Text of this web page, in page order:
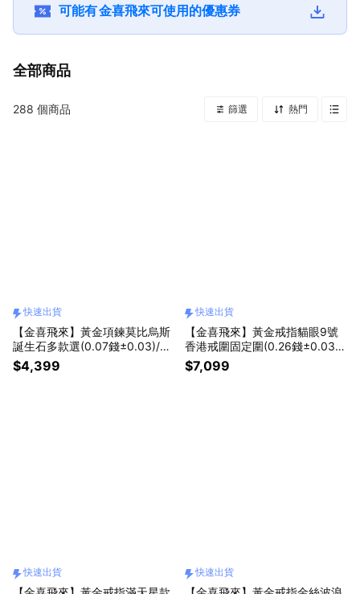
出貨】
可能有金喜飛來可使用的優惠券
全部商品
288 個商品 篩選 熱門
快速出貨
【金喜飛來】黃金項鍊莫比烏斯
誕生石多款選(0.07錢±0.03)/生
日禮物/感謝禮/畢業快樂/情人節/
父親節/告白畢業祝福禮/紀念日/
$4,399
快速出貨
【金喜飛來】黃金戒指貓眼9號
香港戒圍固定圍(0.26錢±0.03)
【快速出貨】
$7,099
快速出貨 快速出貨